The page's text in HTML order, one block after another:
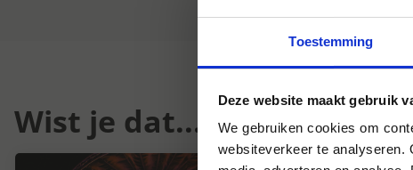
Toestemming
Deze website maakt gebruik
We gebruiken cookies om
websiteverkeer te analyseren.
Wist je dat...